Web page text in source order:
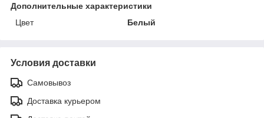
Дополнительные характеристики
Цвет
Белый
Условия доставки
Самовывоз
Доставка курьером